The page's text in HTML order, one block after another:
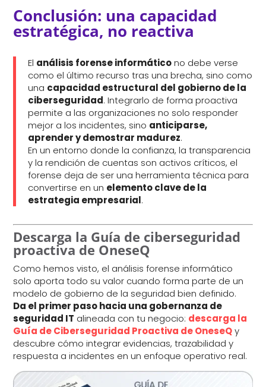
Conclusión: una capacidad
estratégica, no reactiva
El análisis forense informáticono debe verse
como el último recurso tras una brecha, sino como
una capacidad estructural del gobierno de la
ciberseguridad. Integrarlo de forma proactiva
permite a las organizaciones no solo responder
mejor a los incidentes, sino anticiparse,
aprender y demostrar madurez.
En un entorno donde la confianza, la transparencia
y la rendición de cuentas son activos críticos, el
forense deja de ser una herramienta técnica para
convertirse en un elemento clave de la
estrategia empresarial.
Descarga la Guía de ciberseguridad
proactiva de OneseQ
Como hemos visto, el análisis forense informático
solo aporta todo su valor cuando forma parte de un
modelo de gobierno de la seguridad bien definido.
Da el primer paso hacia una gobernanza de
seguridad IT alineada con tu negocio: descarga la
Guía de Ciberseguridad Proactiva de OneseQy
descubre cómo integrar evidencias, trazabilidad y
respuesta a incidentes en un enfoque operativo real.